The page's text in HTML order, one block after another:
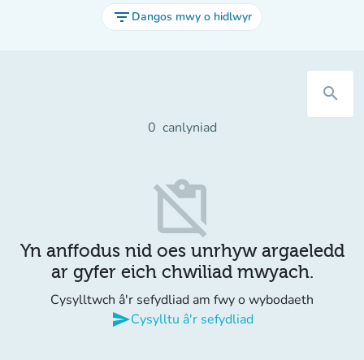
filter_list Dangos mwy o hidlwyr
search
0 canlyniad
content_paste_off
Yn anffodus nid oes unrhyw argaeledd
ar gyfer eich chwiliad mwyach.
Cysylltwch â'r sefydliad am fwy o wybodaeth
sendCysylltu â'r sefydliad